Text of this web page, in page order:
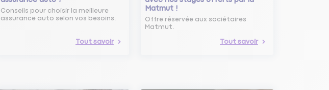
Conseils pour choisir la meilleure
assurance auto selon vos besoins.
Tout savoir
Matmut !
Offre réservée aux sociétaires
Matmut.
Tout savoir